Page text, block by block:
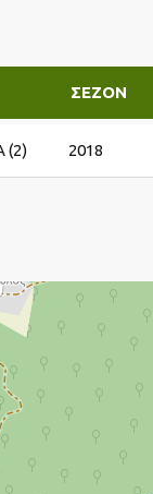
ΣΕΖΌΝ
(2) 2018